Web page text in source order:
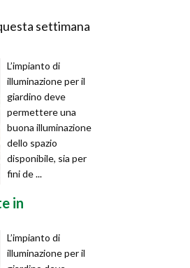
settimana
L’impianto di
illuminazione per il
giardino deve
permettere una
buona illuminazione
dello spazio
disponibile, sia per
fini de ...
in
L’impianto di
illuminazione per il